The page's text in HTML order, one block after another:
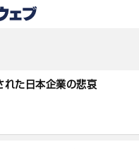
れた日本企業の悲哀